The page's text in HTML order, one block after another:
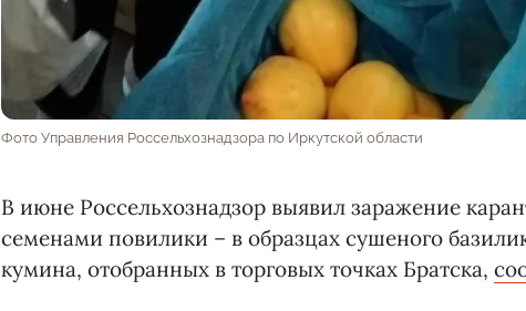
Фото Управления Россельхознадзора по Иркутской области
В июне Россельхознадзор выявил заражение
семенами повилики – в образцах сушеного
кумина, отобранных в торговых точках Братска,